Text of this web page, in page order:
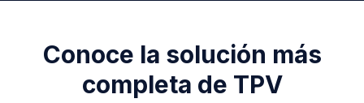
Conoce la solución más
completa de TPV